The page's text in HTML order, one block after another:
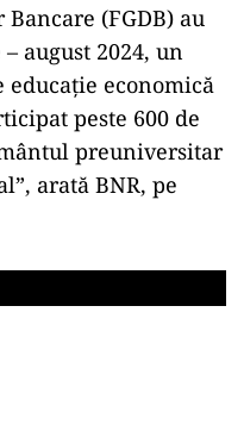
(FGDB) au
august 2024, un
educație economică
peste 600 de
preuniversitar
arată BNR, pe